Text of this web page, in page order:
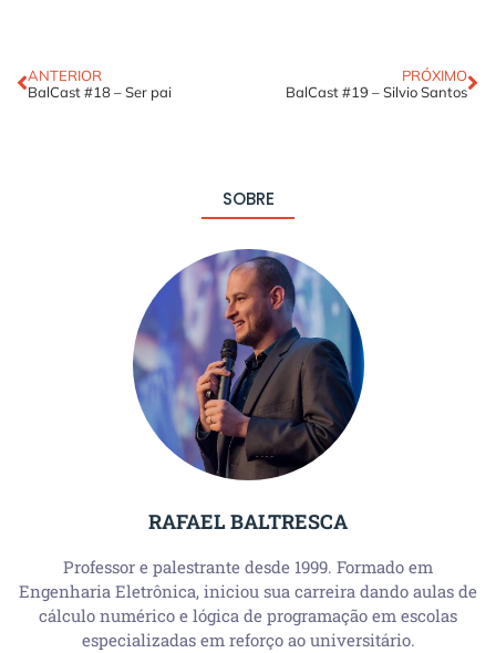
ANTERIOR
BalCast #18 – Ser pai
PRÓXIMO
BalCast #19 – Silvio Santos
SOBRE
RAFAEL BALTRESCA
Professor e palestrante desde 1999. Formado em
Engenharia Eletrônica, iniciou sua carreira dando aulas de
cálculo numérico e lógica de programação em escolas
especializadas em reforço ao universitário.